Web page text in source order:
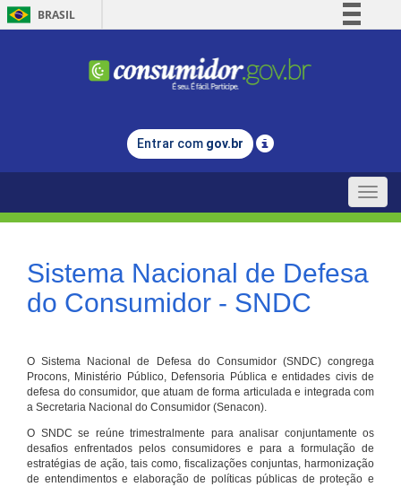
BRASIL
Comunica BR
Legislação
Entrar com gov.br
Toggle
Sistema Nacional de Defesa
do Consumidor - SNDC
O Sistema Nacional de Defesa do Consumidor (SNDC) congrega
Procons, Ministério Público, Defensoria Pública e entidades civis de
defesa do consumidor, que atuam de forma articulada e integrada com
a Secretaria Nacional do Consumidor (Senacon).
O SNDC se reúne trimestralmente para analisar conjuntamente os
desafios enfrentados pelos consumidores e para a formulação de
estratégias de ação, tais como, fiscalizações conjuntas, harmonização
de entendimentos e elaboração de políticas públicas de proteção e